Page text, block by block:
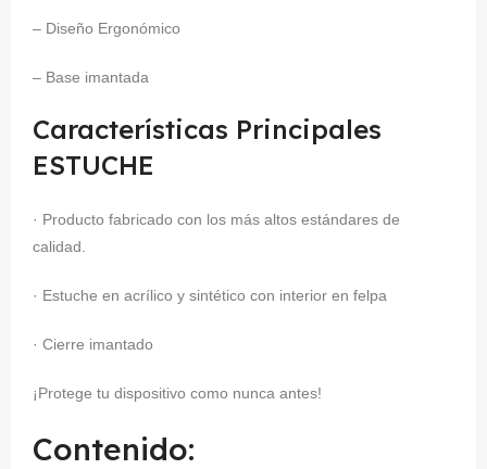
– Diseño Ergonómico
– Base imantada
Características Principales
ESTUCHE
· Producto fabricado con los más altos estándares de
calidad.
· Estuche en acrílico y sintético con interior en felpa
· Cierre imantado
¡Protege tu dispositivo como nunca antes!
Contenido: